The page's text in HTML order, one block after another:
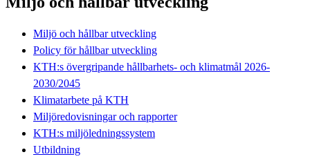
Miljö och hållbar utveckling
Policy för hållbar utveckling
KTH:s övergripande hållbarhets- och klimatmål 2026-
2030/2045
Klimatarbete på KTH
Miljöredovisningar och rapporter
KTH:s miljöledningssystem
Utbildning